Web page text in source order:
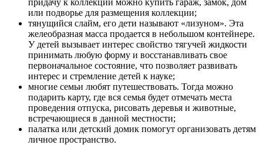
или подворье для размещения коллекции;
тянущийся слайм, его дети называют «лизуном». Эта
желеобразная масса продается в небольшом контейнере.
У детей вызывает интерес свойство тягучей жидкости
принимать любую форму и восстанавливать свое
первоначальное состояние, что позволяет развивать
интерес и стремление детей к науке;
многие семьи любят путешествовать. Тогда можно
подарить карту, где вся семья будет отмечать места
проведения отпуска, рисовать деревья и животные,
встречающиеся в данной местности;
палатка или детский домик помогут организовать детям
личное пространство.